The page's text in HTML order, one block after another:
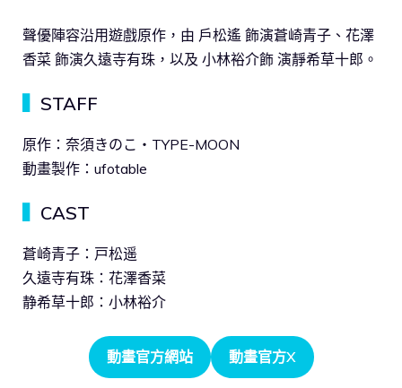
聲優陣容沿用遊戲原作，由 戶松遙 飾演蒼崎青子、花澤
香菜 飾演久遠寺有珠，以及 小林裕介飾 演靜希草十郎。
STAFF
原作：奈須きのこ・TYPE-MOON
動畫製作：ufotable
CAST
蒼崎青子：戸松遥
久遠寺有珠：花澤香菜
静希草十郎：小林裕介
動畫官方網站 動畫官方X